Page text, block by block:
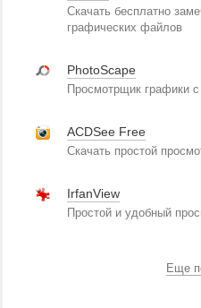
Скачать бесплатно
графических файлов
PhotoScape
Просмотрщик графики
ACDSee Free
Скачать простой
IrfanView
Простой и удобный
Еще